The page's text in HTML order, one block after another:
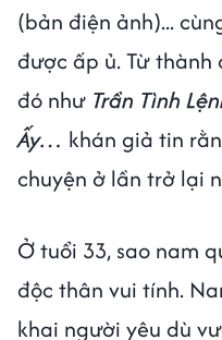
(bản điện ảnh)...
được ấp ủ. Từ
đó như Trần Tình
Ấy… khán giả tin
chuyện ở lần trở lại
Ở tuổi 33, sao nam
độc thân vui tính.
khai người yêu dù